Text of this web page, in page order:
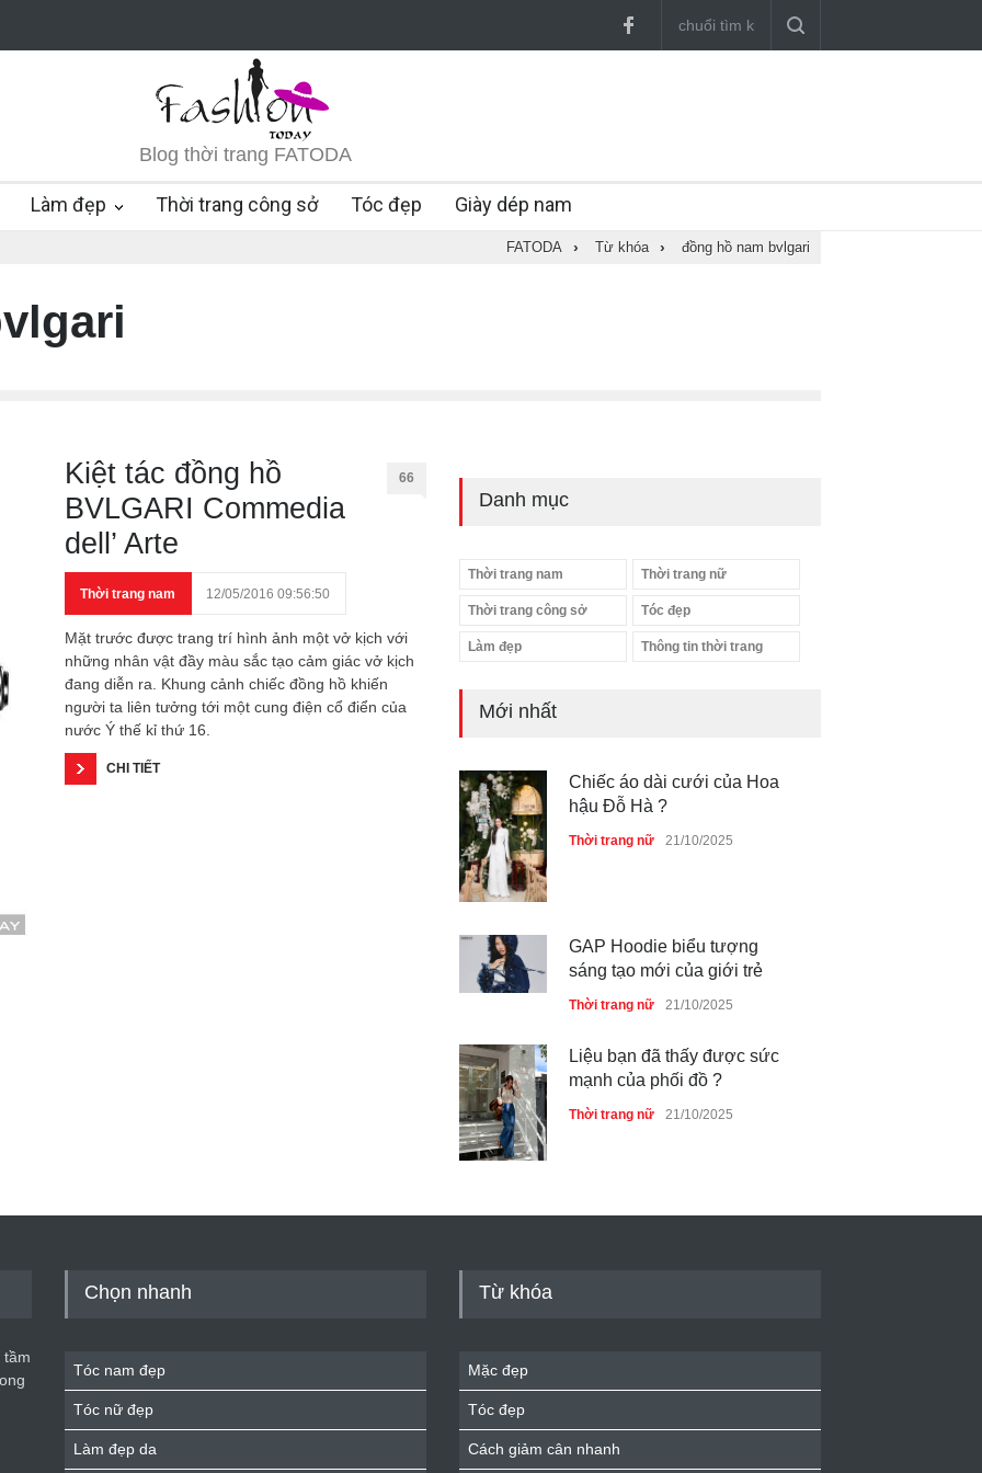
Blog thời trang FATODA
Làm đẹp Thời trang công sở Tóc đẹp Giày dép nam
FATODA › Từ khóa › đồng hồ nam bvlgari
Kiệt tác đồng hồ
BVLGARI Commedia
dell’ Arte
66
Thời trang nam 12/05/2016 09:56:50
Mặt trước được trang trí hình ảnh một vở kịch với
những nhân vật đầy màu sắc tạo cảm giác vở kịch
đang diễn ra. Khung cảnh chiếc đồng hồ khiến
người ta liên tưởng tới một cung điện cổ điển của
nước Ý thế kỉ thứ 16.
CHI TIẾT
Danh mục
Thời trang nam Thời trang nữ
Thời trang công sở Tóc đẹp
Làm đẹp Thông tin thời trang
Mới nhất
Chiếc áo dài cưới của Hoa
hậu Đỗ Hà ?
Thời trang nữ 21/10/2025
GAP Hoodie biểu tượng
sáng tạo mới của giới trẻ
Thời trang nữ 21/10/2025
Liệu bạn đã thấy được sức
mạnh của phối đồ ?
Thời trang nữ 21/10/2025
nữ 40+
Thời trang nữ 21/10/2025
tầm
Chọn nhanh
Tóc nam đẹp
Tóc nữ đẹp
Làm đẹp da
Từ khóa
Mặc đẹp
Tóc đẹp
Cách giảm cân nhanh